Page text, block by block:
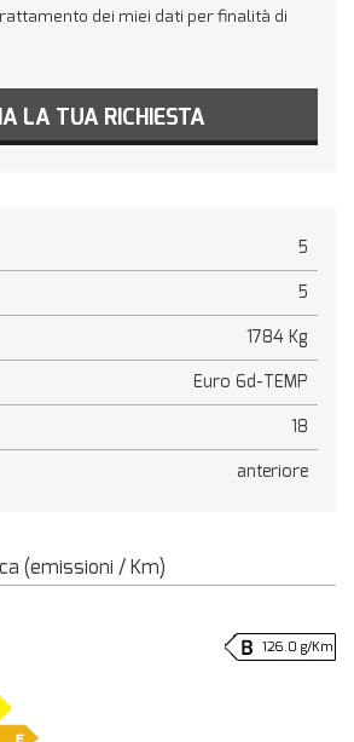
dei miei dati per finalità di
LA TUA RICHIESTA
5
5
1784 Kg
Euro 6d-TEMP
18
anteriore
(emissioni / Km)
126.0 g/Km